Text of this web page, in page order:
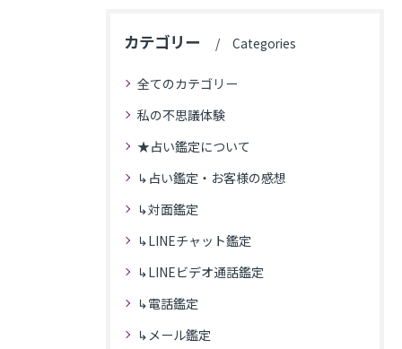
カテゴリー Categories
全てのカテゴリー
私の不思議体験
★占い鑑定について
↳占い鑑定・お客様の感想
↳対面鑑定
↳LINEチャット鑑定
↳LINEビデオ通話鑑定
↳電話鑑定
↳メール鑑定